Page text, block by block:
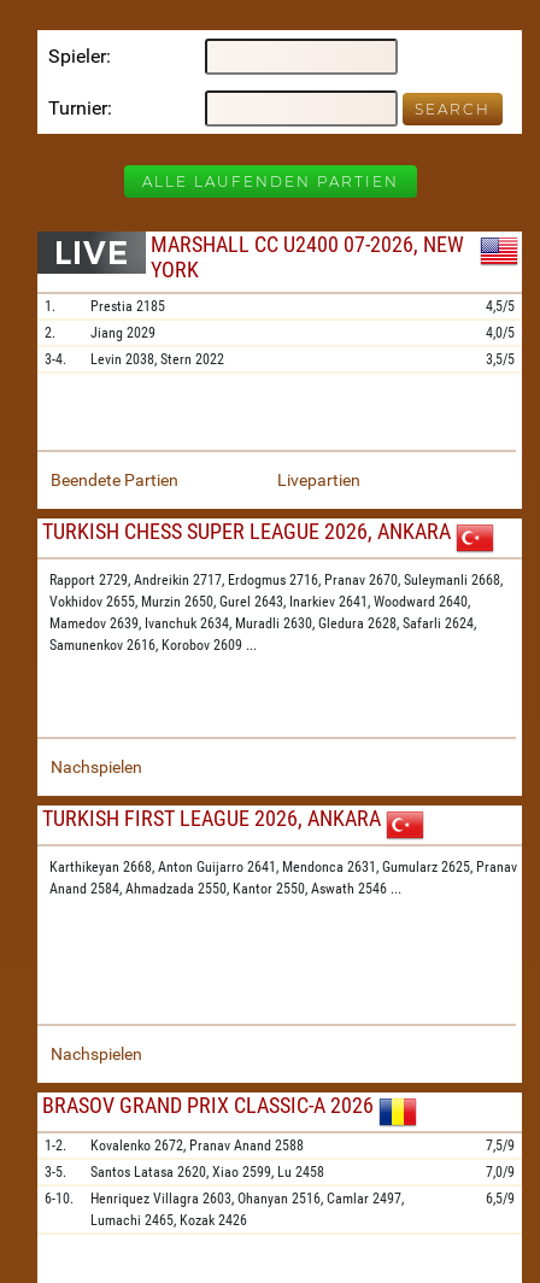
Spieler
Turnier
ALLE LAUFENDEN PARTIEN
MARSHALL CC U2400 07-2026, NEW
YORK
1. Prestia 2185
4,5/5
2.
Jiang 2029
4,0/5
3-4.
Levin 2038, Stern 2022 3,5/5
Beendete Partien Livepartien
TURKISH CHESS SUPER LEAGUE 2026, ANKARA
Rapport 2729, Andreikin 2717, Erdogmus 2716, Pranav 2670, Suleymanli 2668,
Vokhidov 2655, Murzin 2650, Gurel 2643, Inarkiev 2641, Woodward 2640,
Mamedov 2639, Ivanchuk 2634, Muradli 2630, Gledura 2628, Safarli 2624,
Samunenkov 2616, Korobov 2609 ...
Nachspielen
TURKISH FIRST LEAGUE 2026, ANKARA
Karthikeyan 2668, Anton Guijarro 2641, Mendonca 2631, Gumularz 2625, Pranav
Anand 2584, Ahmadzada 2550, Kantor 2550, Aswath 2546 ...
Nachspielen
BRASOV GRAND PRIX CLASSIC-A 2026
1-2. Kovalenko 2672, Pranav Anand 2588
7,5/9
3-5.
Santos Latasa 2620, Xiao 2599, Lu 2458
7,0/9
6-10.
Henriquez Villagra 2603, Ohanyan 2516, Camlar 2497,
Lumachi 2465, Kozak 2426
6,5/9